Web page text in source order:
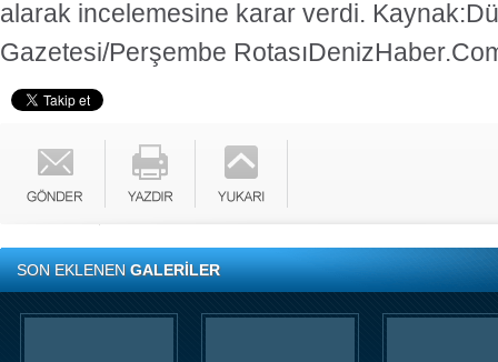
alarak incelemesine karar verdi.
Gazetesi/Perşembe
SON EKLENENGALERİLER